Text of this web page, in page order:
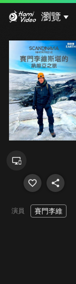
瀏覽
演員 賽門李維